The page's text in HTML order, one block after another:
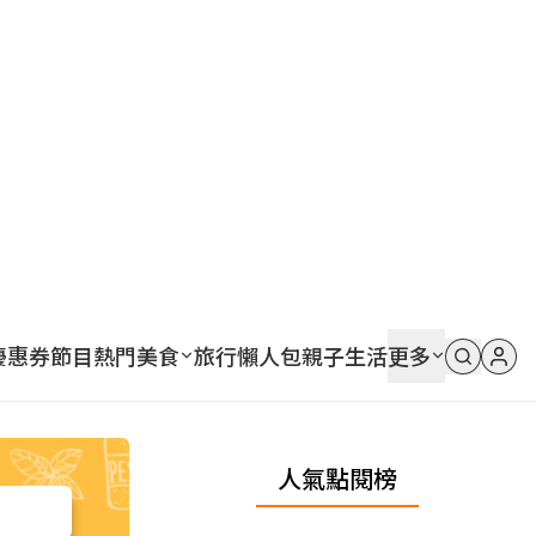
惠券節目熱門美食 旅行懶人包親子生活更多
人氣點閱榜